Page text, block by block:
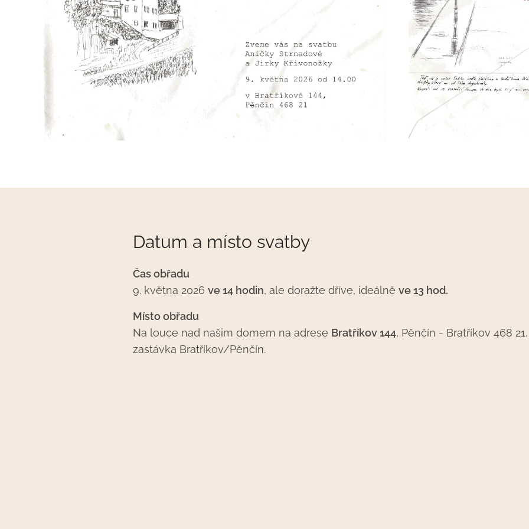
Datum a místo svatby
Čas obřadu
9. května 2026 ve 14 hodin, ale doražte dříve, ideálně ve 13 hod.
Místo obřadu
Na louce nad našim domem na adrese Bratříkov 144, Pěnčín - Bratříkov 468
zastávka Bratříkov/Pěnčín.